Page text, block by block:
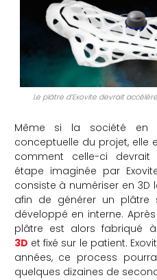
Le plâtre d’Exovite devrait
Même si la société
conceptuelle du projet, elle
comment celle-ci
étape imaginée par
consiste à numériser en
afin de générer un plâtre
développé en interne.
plâtre est alors fabriqué à
3D et fixé sur le patient.
années, ce process
quelques dizaines de